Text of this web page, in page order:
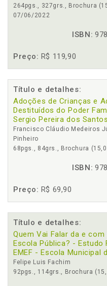
264pgs., 327grs., Brochura
07/06/2022
ISBN:
Preço: R$ 119,90
Título e detalhes:
Adoções de Crianças e
Destituídos do Poder
Sergio Pereira dos Santos
Francisco Cláudio Medeiros
Pinheiro
68pgs., 84grs., Brochura
ISBN:
Preço: R$ 69,90
Título e detalhes:
Quem Vai Falar da e
Escola Pública? -
EMEF - Escola Municipal
Felipe Luis Fachim
92pgs., 114grs., Brochura